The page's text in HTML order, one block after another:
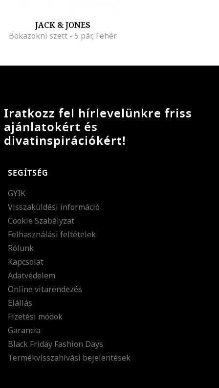
JACK & JONES
Bokazokni szett - 5 pár, Fehér
Iratkozz fel hírlevelünkre friss
ajánlatokért és
divatinspirációkért!
SEGÍTSÉG
GYIK
Visszaküldési információ
Cookie Szabályzat
Felhasználási feltételek
Rólunk
Kapcsolat
Adatvédelem
Online vitarendezés
Elállás
Fizetési módok
Garancia
Black Friday Fashion Days
Termékvisszahívási bejelentések